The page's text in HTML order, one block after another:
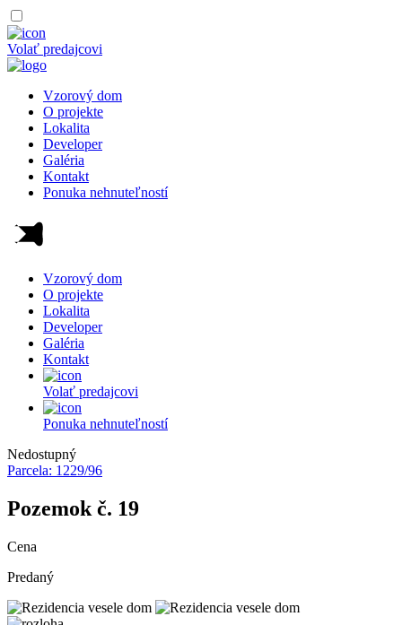
Volať predajcovi
Vzorový dom
O projekte
Lokalita
Developer
Galéria
Kontakt
Ponuka nehnuteľností
Vzorový dom
O projekte
Lokalita
Developer
Galéria
Kontakt
Volať predajcovi
Ponuka nehnuteľností
Nedostupný
Parcela: 1229/96
Pozemok č. 19
Cena
Predaný